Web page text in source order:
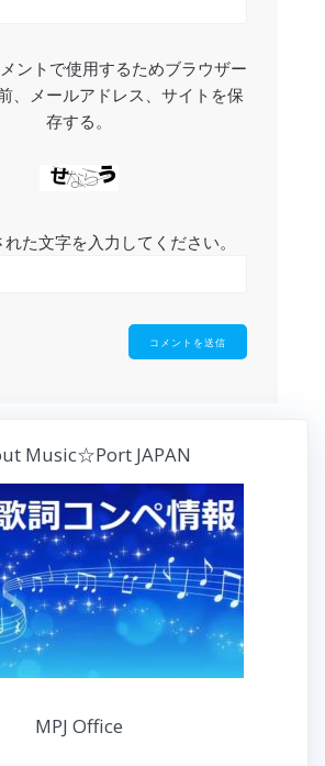
ントで使用するためブラウザー
、メールアドレス、サイトを保
存する。
た文字を入力してください。
Music☆Port JAPAN
MPJ Office